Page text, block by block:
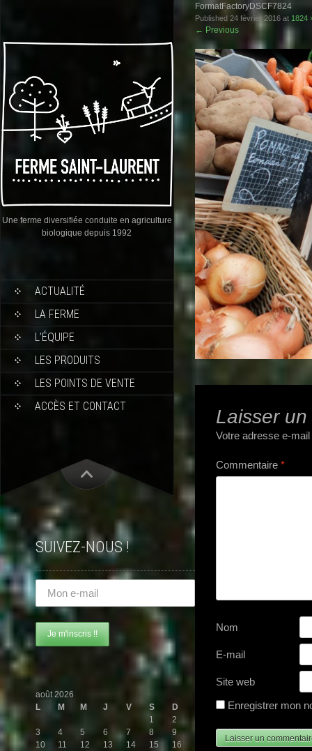
Une ferme diversifiée conduite en agriculture
biologique depuis 1992
ACTUALITÉ
LA FERME
L’ÉQUIPE
LES PRODUITS
LES POINTS DE VENTE
ACCÈS ET CONTACT
FormatFactoryDSCF7824
Published 24 février 2016 at 1824
← Previous
Laisser
Votre adresse e-
Commentaire *
Nom
E-mail
Site web
Enregistrer mon
SUIVEZ-NOUS !
août 2026
L
M M J V S
D
1
2
3
4 5 6 7 8
9
10
11 12 13 14 15
16